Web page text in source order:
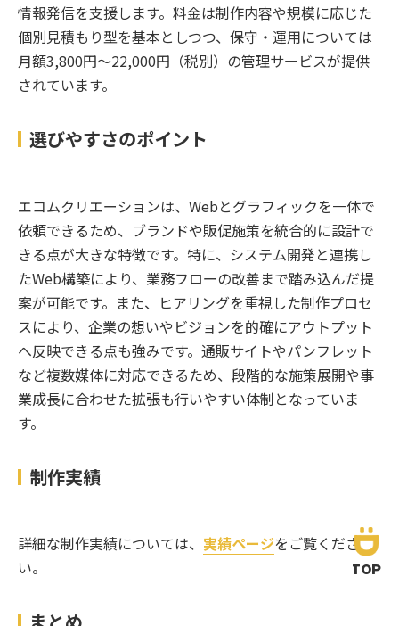
情報発信を支援します。料金は制作内容や規模に応じた
個別見積もり型を基本としつつ、保守・運用については
月額3,800円〜22,000円（税別）の管理サービスが提供
されています。
選びやすさのポイント
エコムクリエーションは、Webとグラフィックを一体で
依頼できるため、ブランドや販促施策を統合的に設計で
きる点が大きな特徴です。特に、システム開発と連携し
たWeb構築により、業務フローの改善まで踏み込んだ提
案が可能です。また、ヒアリングを重視した制作プロセ
スにより、企業の想いやビジョンを的確にアウトプット
へ反映できる点も強みです。通販サイトやパンフレット
など複数媒体に対応できるため、段階的な施策展開や事
業成長に合わせた拡張も行いやすい体制となっていま
す。
制作実績
詳細な制作実績については、 実績ページをご覧くださ
い。
TOP